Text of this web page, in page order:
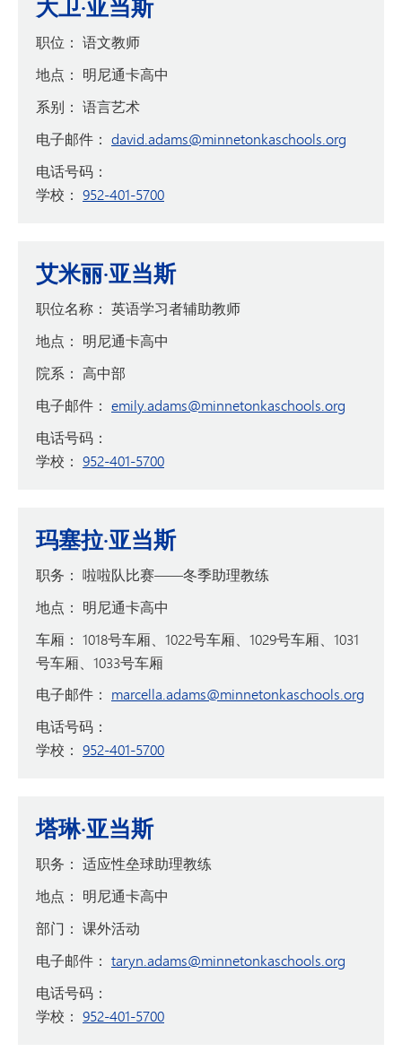
大卫·亚当斯
职位： 语文教师
地点： 明尼通卡高中
系别： 语言艺术
电子邮件： david.adams@minnetonkaschools.org
电话号码：
学校： 952-401-5700
艾米丽·亚当斯
职位名称： 英语学习者辅助教师
地点： 明尼通卡高中
院系： 高中部
电子邮件： emily.adams@minnetonkaschools.org
电话号码：
学校： 952-401-5700
玛塞拉·亚当斯
职务： 啦啦队比赛——冬季助理教练
地点： 明尼通卡高中
车厢： 1018号车厢、1022号车厢、1029号车厢、1031
号车厢、1033号车厢
电子邮件： marcella.adams@minnetonkaschools.org
电话号码：
学校： 952-401-5700
塔琳·亚当斯
职务： 适应性垒球助理教练
地点： 明尼通卡高中
部门： 课外活动
电子邮件： taryn.adams@minnetonkaschools.org
电话号码：
学校： 952-401-5700